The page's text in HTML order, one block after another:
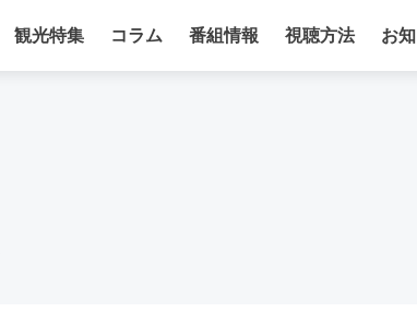
観光特集 コラム 番組情報 視聴方法 お